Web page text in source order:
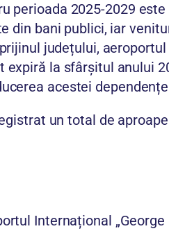
perioada 2025-2029
din bani publici, iar
județului,
la sfârșitul anului
acestei
un total de
Internațional „George